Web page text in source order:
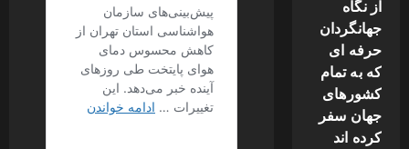
از نگاه
جهانگردان
حرفه ای
که به تمام
کشورهای
جهان سفر
کرده اند